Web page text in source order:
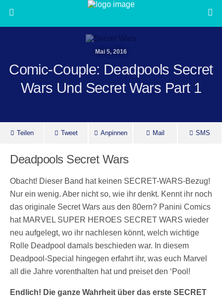
Mai 5, 2016
Comic-Couple: Deadpools Secret
Wars Und Secret Wars Part 1
Teilen Tweet Anpinnen Mail SMS
Deadpools Secret Wars
Obacht! Dieser Band hat keinen SECRET-WARS-Bezug!
Nur ein wenig. Aber nicht so, wie ihr denkt. Kennt ihr noch
das originale Secret Wars aus den 80ern? Panini Comics
hat MARVEL SUPER HEROES SECRET WARS wieder
neu aufgelegt, wo ihr nachlesen könnt, welch wichtige
Rolle Deadpool damals beschieden war. In diesem
Deadpool-Special hingegen erfahrt ihr, was euch Marvel
all die Jahre vorenthalten hat und preiset den ‘Pool!
Endlich! Die ganze Wahrheit über das erste SECRET